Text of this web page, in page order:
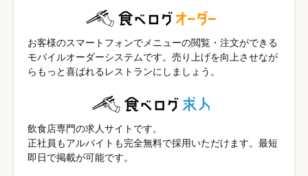
お客様のスマートフォンでメニューの閲覧・注文ができる
モバイルオーダーシステムです。売り上げを向上させなが
らもっと喜ばれるレストランにしましょう。
飲食店専門の求人サイトです。
正社員もアルバイトも完全無料で採用いただけます。最短
即日で掲載が可能です。